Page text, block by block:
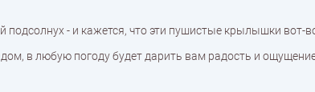
- и кажется, что эти пушистые крылышки вот-
в любую погоду будет дарить вам радость и ощущение